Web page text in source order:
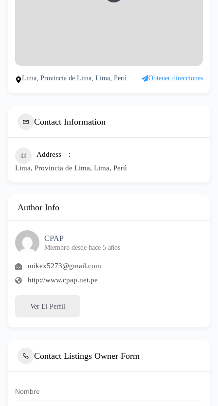
Lima, Provincia de Lima, Lima, Perú Obtener direcciones
Contact Information
Address
Lima, Provincia de Lima, Lima, Perú
Author Info
CPAP
Miembro desde hace 5 años
mikex5273@gmail.com
http://www.cpap.net.pe
Ver El Perfil
Contact Listings Owner Form